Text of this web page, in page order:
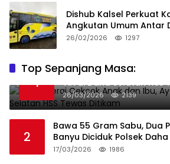
Dishub Kalsel Perkuat
Angkutan Umum Antar
Integritas
26/02/2026 1297
Top Sepanjang Masa:
1
Niat Melerai Cekcok
Tiri di Daha Selatan HSS
26/03/2026 2139
2
Bawa 55 Gram Sabu, Dua
Banyu Diciduk Polsek
17/03/2026 1986